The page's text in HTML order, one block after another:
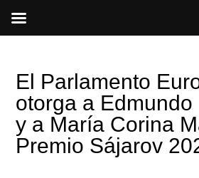
El Parlamento
otorga a Edmundo
y a María Corina
Premio Sájarov